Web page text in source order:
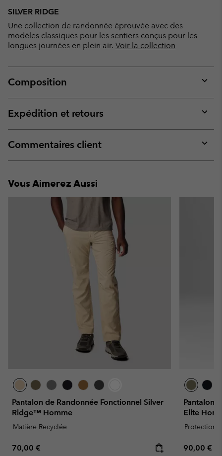
SILVER RIDGE
Une collection de randonnée éprouvée avec des
modèles classiques pour les sentiers conçus pour les
longues journées en plein air. Voir la collection
Composition
or
Expédition et retours
or
Commentaires client
or
Vous Aimerez Aussi
Pantalon de Randonnée Fonctionnel Silver
Ridge™ Homme
Matière Recyclée
Regular price:
70,00 €
Pantalon
Elite
Protection
Regular
90,00 €